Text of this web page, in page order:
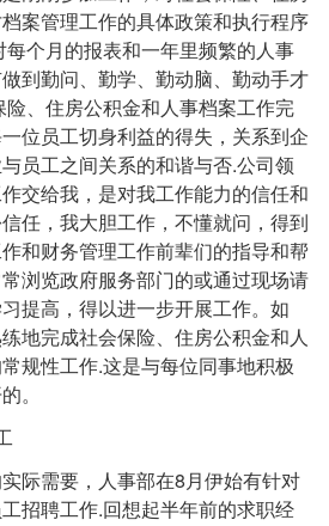
案管理工作的具体政策和执行程序
个月的报表和一年里频繁的人事
到勤问、勤学、勤动脑、勤动手才
、住房公积金和人事档案工作完
位员工切身利益的得失，关系到企
员工之间关系的和谐与否.公司领
交给我，是对我工作能力的信任和
任，我大胆工作，不懂就问，得到
和财务管理工作前辈们的指导和帮
浏览政府服务部门的或通过现场请
提高，得以进一步开展工作。如
地完成社会保险、住房公积金和人
规性工作.这是与每位同事地积极
。
需要，人事部在8月伊始有针对
招聘工作.回想起半年前的求职经